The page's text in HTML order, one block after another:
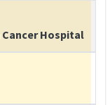
Hospital